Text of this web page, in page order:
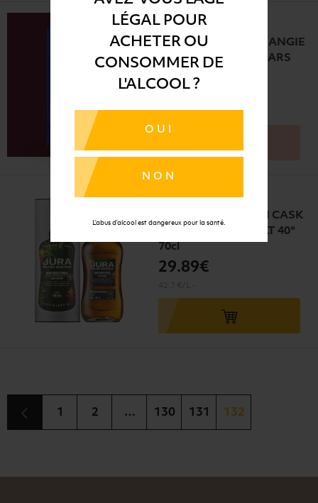
LÉGAL POUR
ACHETER OU
CONSOMMER DE
L'ALCOOL ?
OUI
NON
L’abus d’alcool est dangereux pour la santé.
WHISKY GLENMORANGIE
THE INFINITA 18 YEARS
WHISKY JURA RUM CASK
FINISH SINGLE MALT 40°
70cl
29.89€
1 2 … 130 131 132